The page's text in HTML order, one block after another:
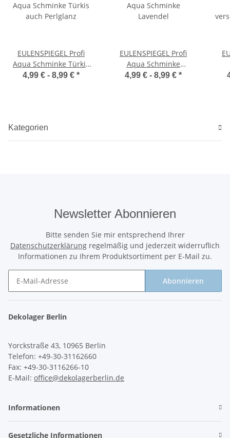
EULENSPIEGEL Profi
Aqua Schminke Türkis
auch Perlglanz
4,99 € - 8,99 € *
EULENSPIEGEL Profi
Aqua Schminke
Lavendel
4,99 € - 8,99 € *
Kategorien
Newsletter Abonnieren
Bitte senden Sie mir entsprechend Ihrer
Datenschutzerklärung regelmäßig und jederzeit widerruflich
Informationen zu Ihrem Produktsortiment per E-Mail zu.
Abonnieren
Dekolager Berlin
Yorckstraße 43, 10965 Berlin
Telefon: +49-30-31162660
Fax: +49-30-3116266-10
E-Mail: office@dekolagerberlin.de
Informationen
Gesetzliche Informationen